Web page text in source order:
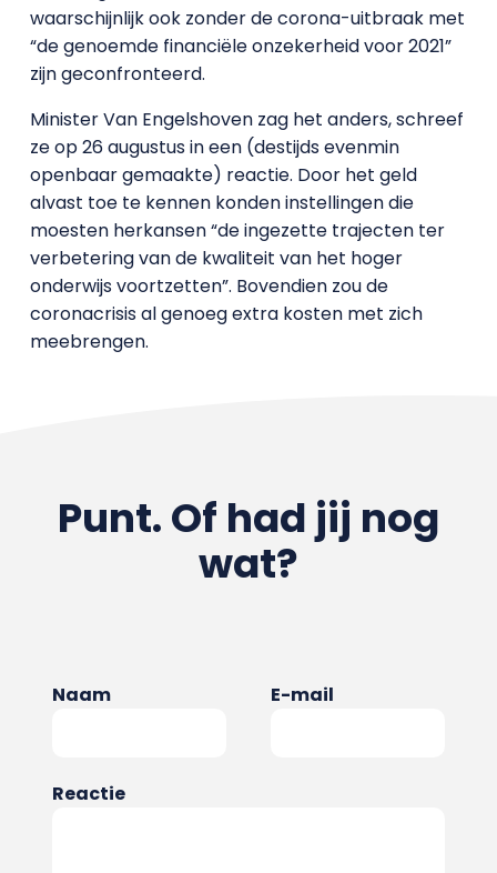
waarschijnlijk ook zonder de corona-uitbraak met
“de genoemde financiële onzekerheid voor 2021”
zijn geconfronteerd.
Minister Van Engelshoven zag het anders, schreef
ze op 26 augustus in een (destijds evenmin
openbaar gemaakte) reactie. Door het geld
alvast toe te kennen konden instellingen die
moesten herkansen “de ingezette trajecten ter
verbetering van de kwaliteit van het hoger
onderwijs voortzetten”. Bovendien zou de
coronacrisis al genoeg extra kosten met zich
meebrengen.
Punt. Of had jij nog
wat?
Naam E-mail
Reactie